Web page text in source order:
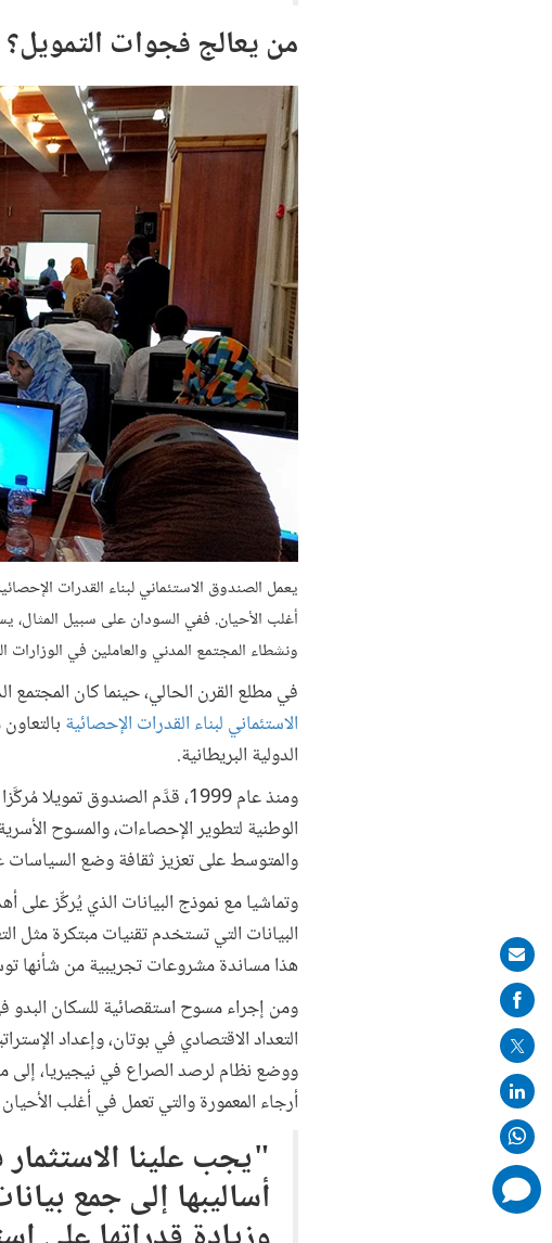
من يعالج فجوات التمويل؟
يعمل الصندوق الاستئماني لبناء القدرات
أغلب الأحيان. ففي السودان على سبيل المثال،
ونشطاء المجتمع المدني والعاملين في الوزارات
في مطلع القرن الحالي، حينما كان المجتمع
الاستئماني لبناء القدرات الإحصائية
الدولية البريطانية.
ومنذ عام 1999، قدَّم الصندوق
الوطنية لتطوير الإحصاءات، والمسوح
والمتوسط على تعزيز ثقافة وضع
البيانات التي تستخدم تقنيات مبتكرة مثل
هذا مساندة مشروعات تجريبية من شأنها
ومن إجراء مسوح استقصائية للسكان البدو
التعداد الاقتصادي في بوتان، وإعداد
ووضع نظام لرصد الصراع في نيجيريا،
أرجاء المعمورة والتي تعمل في أغلب
"يجب علينا
أساليبها إلى جمع
Share
on
mail
comments
added